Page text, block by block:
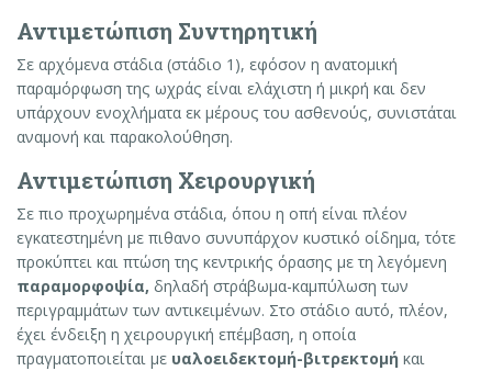
Αντιμετώπιση Συντηρητική
Σε αρχόμενα στάδια (στάδιο 1), εφόσον η ανατομική
παραμόρφωση της ωχράς είναι ελάχιστη ή μικρή και δεν
υπάρχουν ενοχλήματα εκ μέρους του ασθενούς, συνιστάται
αναμονή και παρακολούθηση.
Αντιμετώπιση Χειρουργική
Σε πιο προχωρημένα στάδια, όπου η οπή είναι πλέον
εγκατεστημένη με πιθανο συνυπάρχον κυστικό οίδημα, τότε
προκύπτει και πτώση της κεντρικής όρασης με τη λεγόμενη
παραμορφοψία, δηλαδή στράβωμα-καμπύλωση των
περιγραμμάτων των αντικειμένων. Στο στάδιο αυτό, πλέον,
έχει ένδειξη η χειρουργική επέμβαση, η οποία
πραγματοποιείται με υαλοειδεκτομή-βιτρεκτομή και